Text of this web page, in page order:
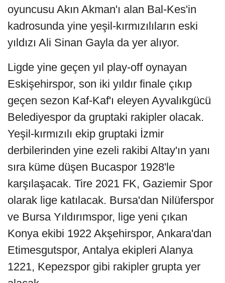
oyuncusu Akın Akman'ı alan Bal-Kes'in
kadrosunda yine yeşil-kırmızılıların eski
yıldızı Ali Sinan Gayla da yer alıyor.
Ligde yine geçen yıl play-off oynayan
Eskişehirspor, son iki yıldır finale çıkıp
geçen sezon Kaf-Kaf'ı eleyen Ayvalıkgücü
Belediyespor da gruptaki rakipler olacak.
Yeşil-kırmızılı ekip gruptaki İzmir
derbilerinden yine ezeli rakibi Altay'ın yanı
sıra küme düşen Bucaspor 1928'le
karşılaşacak. Tire 2021 FK, Gaziemir Spor
olarak lige katılacak. Bursa'dan Nilüferspor
ve Bursa Yıldırımspor, lige yeni çıkan
Konya ekibi 1922 Akşehirspor, Ankara'dan
Etimesgutspor, Antalya ekipleri Alanya
1221, Kepezspor gibi rakipler grupta yer